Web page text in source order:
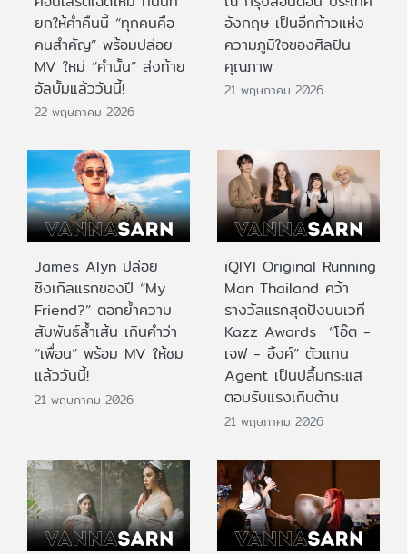
ยกให้ค่ำคืนนี้ “ทุกคนคือ
คนสำคัญ” พร้อมปล่อย
MV ใหม่ “คำนั้น” ส่งท้าย
อัลบั้มแล้ววันนี้!
22 พฤษภาคม 2026
อังกฤษ เป็นอีกก้าวแห่ง
ความภูมิใจของศิลปิน
คุณภาพ
21 พฤษภาคม 2026
James Alyn ปล่อย
ซิงเกิลแรกของปี “My
Friend?” ตอกย้ำความ
สัมพันธ์ล้ำเส้น เกินคำว่า
“เพื่อน” พร้อม MV ให้ชม
แล้ววันนี้!
21 พฤษภาคม 2026
iQIYI Original Running
Man Thailand คว้า
รางวัลแรกสุดปังบนเวที
Kazz Awards “โอ๊ต -
เจฟ - อิ้งค์” ตัวแทน
Agent เป็นปลื้มกระแส
ตอบรับแรงเกินต้าน
21 พฤษภาคม 2026